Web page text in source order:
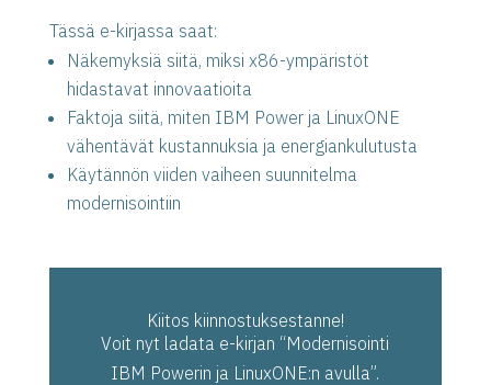
Tässä e-kirjassa saat:
Näkemyksiä siitä, miksi x86-ympäristöt
hidastavat innovaatioita
Faktoja siitä, miten IBM Power ja LinuxONE
vähentävät kustannuksia ja energiankulutusta
Käytännön viiden vaiheen suunnitelma
modernisointiin
Kiitos kiinnostuksestanne!
Voit nyt ladata e-kirjan “Modernisointi
IBM Powerin ja LinuxONE:n avulla”.